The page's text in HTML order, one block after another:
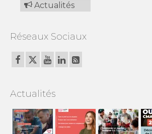
Actualités
Réseaux Sociaux
Actualités